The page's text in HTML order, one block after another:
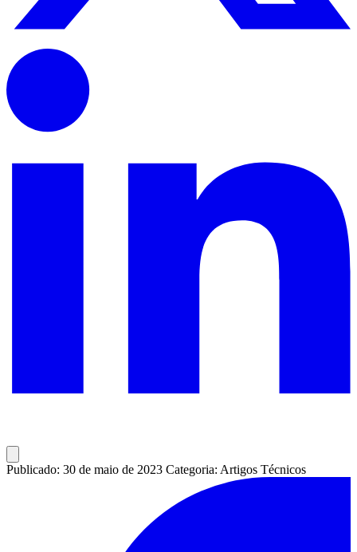
Publicado: 30 de maio de 2023 Categoria: Artigos Técnicos